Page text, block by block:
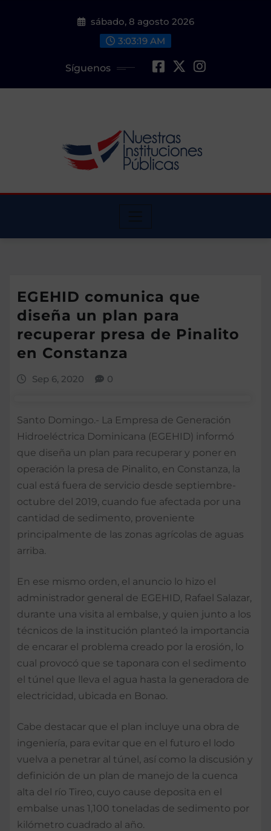
sábado, 8 agosto 2026
3:03:20 AM
Síguenos
EGEHID comunica que
diseña un plan para
recuperar presa de Pinalito
en Constanza
Sep 6, 2020 0
Santo Domingo.- La Empresa de Generación
Hidroeléctrica Dominicana (EGEHID) informó
que diseña un plan para recuperar y poner en
operación la presa de Pinalito, en Constanza, la
cual está fuera de servicio desde septiembre-
octubre del 2019, cuando fue afectada por una
cantidad de sedimento, proveniente
principalmente de las zonas agrícolas de aguas
arriba.
En ese mismo orden, el anuncio lo hizo el
administrador general de EGEHID, Rafael Salazar,
durante una visita al embalse, y quien junto a los
técnicos de la institución planteó la importancia
de encarar el problema creado por la erosión, lo
cual provocó que se taponara con el sedimento
el túnel que lleva el agua hasta la generadora de
electricidad, ubicada en Bonao.
Cabe destacar que el plan incluye una obra de
ingeniería, para evitar que en el futuro el lodo
vuelva a penetrar al túnel, así como la discusión y
definición de un plan de manejo de la cuenca
alta del río Tireo, cuyo cause deposita en el
embalse unas 1,100 toneladas de sedimento por
kilómetro cuadrado al año.